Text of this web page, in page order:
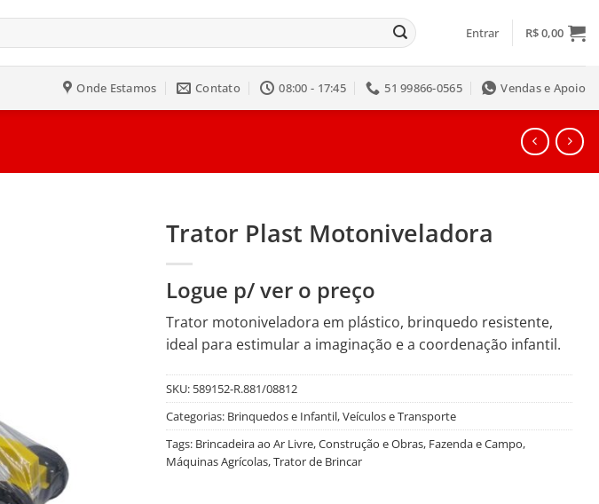
Entrar R$0,00
Onde Estamos Contato 08:00 - 17:45 51 99866-0565 Vendas e Apoio
Trator Plast Motoniveladora
Logue p/ ver o preço
Trator motoniveladora em plástico, brinquedo resistente,
ideal para estimular a imaginação e a coordenação infantil.
SKU: 589152-R.881/08812
Categorias: Brinquedos e Infantil,Veículos e Transporte
Tags: Brincadeira ao Ar Livre,Construção e Obras, Fazenda e Campo,
Máquinas Agrícolas,Trator de Brincar